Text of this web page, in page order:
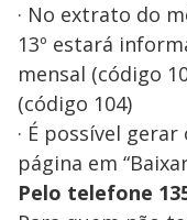
· No extrato do
13º estará
mensal (código
(código 104)
· É possível
página em
Pelo telefone